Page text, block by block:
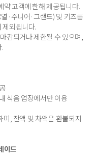
고객에 한해 제공됩니다.
·주니어·그랜드) 및 키즈룸
제외됩니다.
감되거나 제한될 수 있으며,
.
식음 업장에서만 이용
, 잔액 및 차액은 환불되지
이드